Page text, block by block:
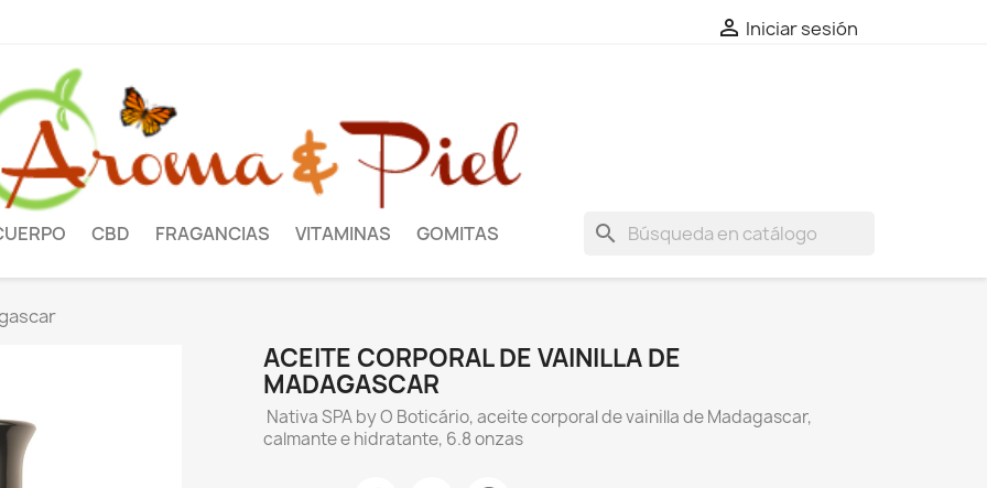
 Iniciar sesión
search
CBD FRAGANCIAS VITAMINAS GOMITAS
ACEITE CORPORAL DE VAINILLA DE
MADAGASCAR
Nativa SPA by O Boticário, aceite corporal de vainilla de Madagascar,
calmante e hidratante, 6.8 onzas